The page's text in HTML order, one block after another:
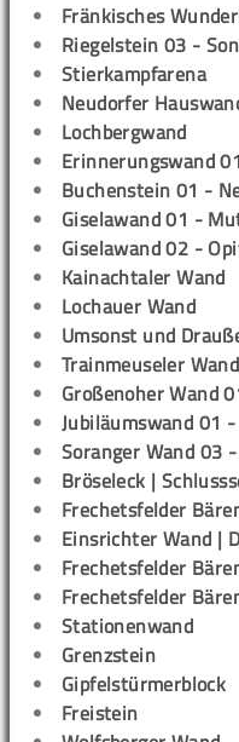
Fränkisches
Riegelstein 03 -
Stierkampfarena
Neudorfer
Lochbergwand
Erinnerungswand
Buchenstein 01 -
Giselawand 01 -
Giselawand 02 -
Kainachtaler Wand
Lochauer Wand
Umsonst und
Trainmeuseler Wand
Großenoher Wand
Jubiläumswand 01
Soranger Wand 03
Bröseleck |
Frechetsfelder
Einsrichter Wand |
Frechetsfelder
Frechetsfelder
Stationenwand
Grenzstein
Gipfelstürmerblock
Freistein